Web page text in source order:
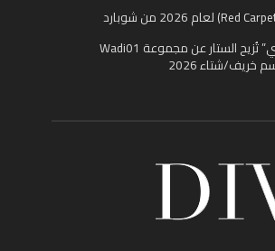
“إيلاي ساراي” تُزيح الستار عن مجموعة Wadi01